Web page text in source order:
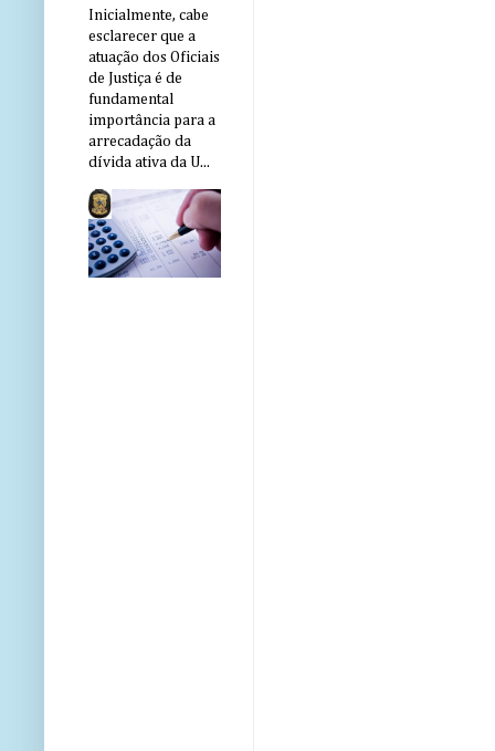
Inicialmente, cabe
esclarecer que a
atuação dos Oficiais
de Justiça é de
fundamental
importância para a
arrecadação da
dívida ativa da U...